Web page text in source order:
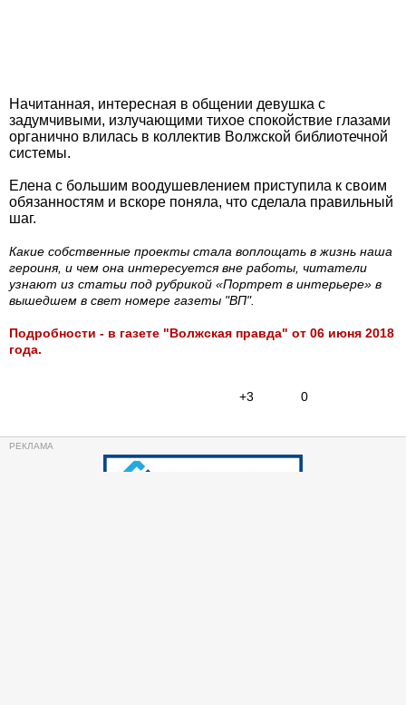
Начитанная, интересная в общении девушка с
задумчивыми, излучающими тихое спокойствие глазами
органично влилась в коллектив Волжской библиотечной
системы.
Елена с большим воодушевлением приступила к своим
обязанностям и вскоре поняла, что сделала правильный
шаг.
Какие собственные проекты стала воплощать в жизнь наша
героиня, и чем она интересуется вне работы, читатели
узнают из статьи под рубрикой «Портрет в интерьере» в
вышедшем в свет номере газеты "ВП".
Подробности - в газете "Волжская правда" от 06 июня 2018
года.
+3 0